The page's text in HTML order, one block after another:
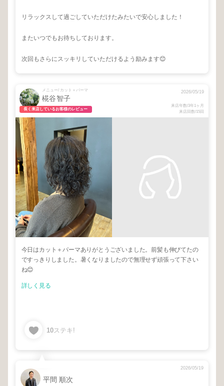
リラックスして過ごしていただけたみたいで安心しました！
またいつでもお待ちしております。
次回もさらにスッキリしていただけるよう励みます😊
メニュー/ カット＋パーマ
椛谷智子
長く来店しているお客様のレビュー
2026/05/19
来店年数/3年1ヶ月
来店回数/15回
今日はカット＋パーマありがとうございました。前髪も伸びてたの
ですっきりしました。暑くなりましたので無理せず頑張って下さい
ね😊
詳しく見る
10ステキ!
平間 順次
2026/05/19